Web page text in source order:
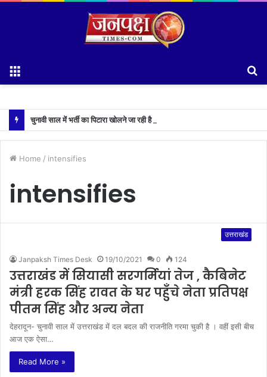
Home / intensifies
intensifies
उत्तराखंड
Janpaksh Times Desk 19/10/2021 0 124
उत्तराखंड में सियासी सरगर्मियां तेज , कैबिनेट
मंत्री हरक सिंह रावत के घर पहुँचे नेता प्रतिपक्ष
पीतम सिंह और अन्य नेता
देहरादून- चुनावी साल में उत्तराखंड में दल बदल की राजनीति गरमा चुकी है । वहीं इसी बीच
आज एक ऐसा…
Read More »